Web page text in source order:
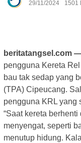
29/11/2024
1501
beritatangsel.com
pengguna Kereta
bau tak sedap yang
(TPA) Cipeucang.
pengguna KRL yang
“Saat kereta
menyengat, seperti
menutup hidung.